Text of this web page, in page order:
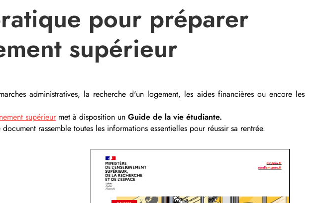
pour préparer
supérieur
administratives, la recherche d'un logement, les aides financières ou encore les
supérieur met à disposition un Guide de la vie étudiante.
rassemble toutes les informations essentielles pour réussir sa rentrée.